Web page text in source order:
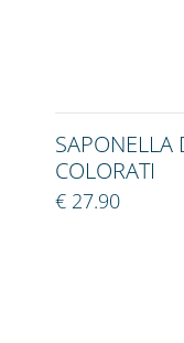
SAPONELLA
COLORATI
€ 27.90